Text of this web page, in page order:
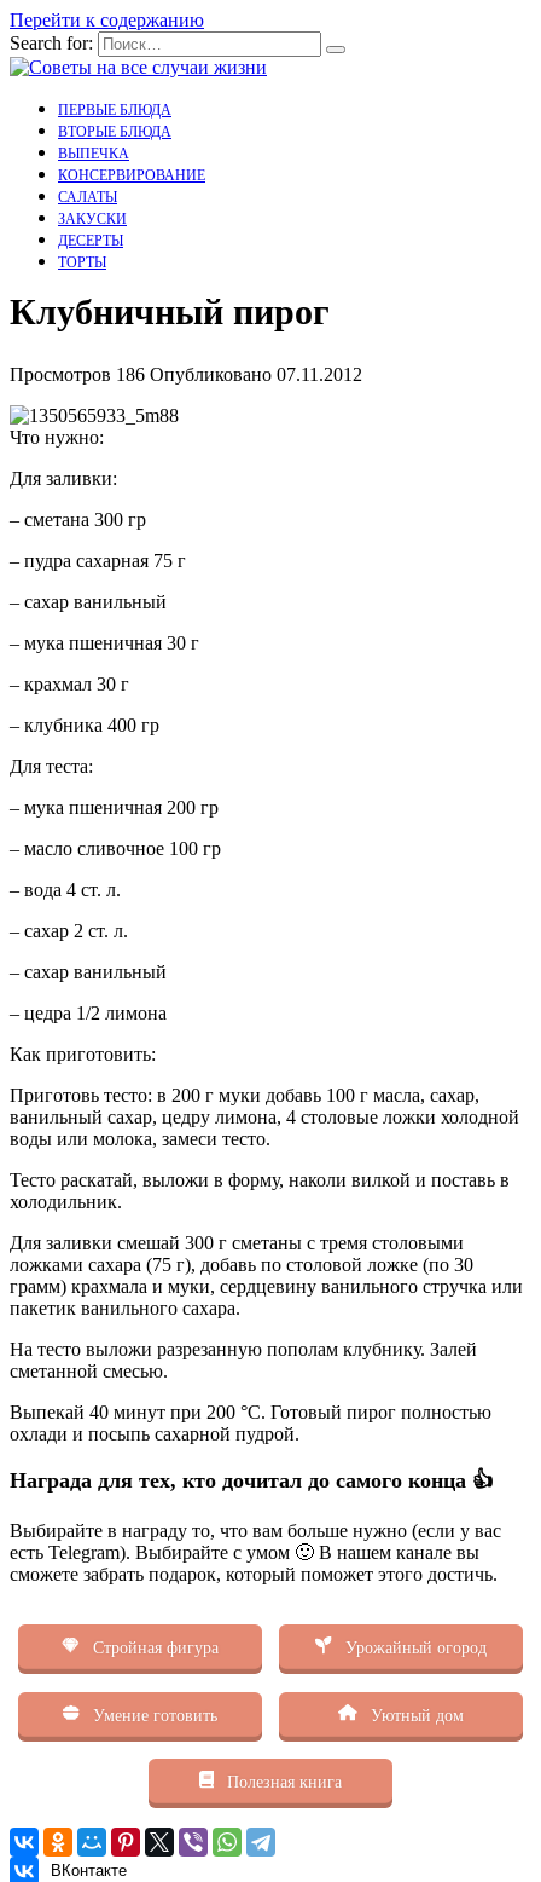
Перейти к содержанию
Search for:
ПЕРВЫЕ БЛЮДА
ВТОРЫЕ БЛЮДА
ВЫПЕЧКА
КОНСЕРВИРОВАНИЕ
САЛАТЫ
ЗАКУСКИ
ДЕСЕРТЫ
ТОРТЫ
Клубничный пирог
Просмотров 186 Опубликовано 07.11.2012
Что нужно:
Для заливки:
– сметана 300 гр
– пудра сахарная 75 г
– сахар ванильный
– мука пшеничная 30 г
– крахмал 30 г
– клубника 400 гр
Для теста:
– мука пшеничная 200 гр
– масло сливочное 100 гр
– вода 4 ст. л.
– сахар 2 ст. л.
– сахар ванильный
– цедра 1/2 лимона
Как приготовить:
Приготовь тесто: в 200 г муки добавь 100 г масла, сахар,
ванильный сахар, цедру лимона, 4 столовые ложки холодной
воды или молока, замеси тесто.
Тесто раскатай, выложи в форму, наколи вилкой и поставь в
холодильник.
Для заливки смешай 300 г сметаны с тремя столовыми
ложками сахара (75 г), добавь по столовой ложке (по 30
грамм) крахмала и муки, сердцевину ванильного стручка или
пакетик ванильного сахара.
На тесто выложи разрезанную пополам клубнику. Залей
сметанной смесью.
Выпекай 40 минут при 200 °C. Готовый пирог полностью
охлади и посыпь сахарной пудрой.
Награда для тех, кто дочитал до самого конца 👍
Выбирайте в награду то, что вам больше нужно (если у вас
есть Telegram). Выбирайте с умом 🙂 В нашем канале вы
сможете забрать подарок, который поможет этого достичь.
Стройная фигура Урожайный огород
Умение готовить Уютный дом
Полезная книга
ВКонтакте